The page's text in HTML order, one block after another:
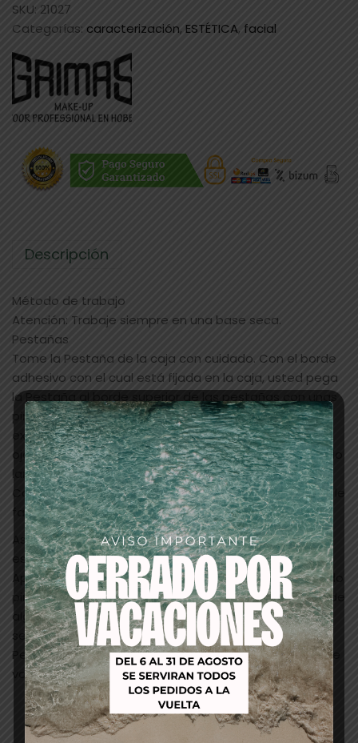
SKU: 21027
Categorías: caracterización, ESTÉTICA, facial
Descripción
Método de trabajo
Atención: Trabaje siempre en una base seca.
Pestañas
Tome la Pestaña de la caja con cuidado. Con el borde
adhesivo con el cual está fijada en la caja, usted pega
la Pestaña al borde superior de las pestañas con unas
pinzas o los dedos. Trabaje desde el interior hacia el
exterior, empezando a poca distancia del lagrimal del
ojo. Remover la Pestaña de nuevo. La parte demasiado
larga, usted la corta en la parte exterior.
Consejo: en caso de duda: ¡Es mejor que a la Pestaña le
falte un 1 mm!
Asegúrese que la punta interior y exterior estén
especialmente cubiertas de pegamento.
Aplique la Pestaña desde afuera hacia adentro usando
pinzas. Presione cuidadosamente con un bastoncillo de
algodón. Trabaje con prisa ya que el pegamento se
seca rápidamente. Después de unos minutos el
Pegamento de Pestañas blanco automáticamente se
volverá transparente.